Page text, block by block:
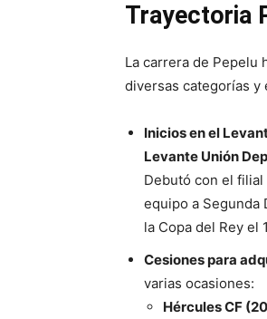
Trayectoria
La carrera de Pepelu
diversas categorías y
Inicios en el
Levante Unión
Debutó con el
equipo a Segunda
la Copa del Rey el
Cesiones para
varias ocasiones:
Hércules CF